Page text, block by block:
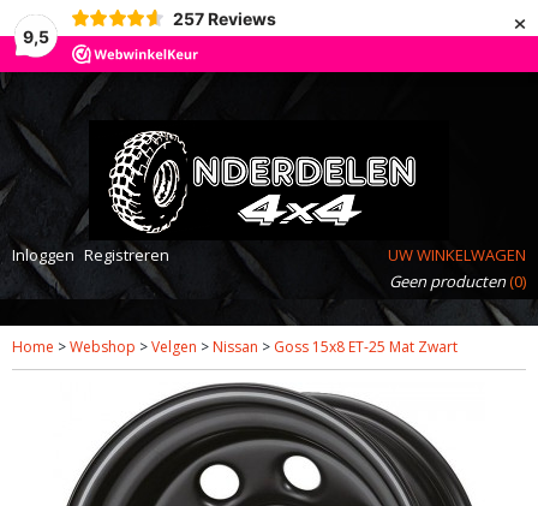
9,5
257 Reviews ×
Inloggen Registreren
UW WINKELWAGEN
Geen producten(0)
Home >Webshop >Velgen > Nissan > Goss 15x8 ET-25 Mat Zwart